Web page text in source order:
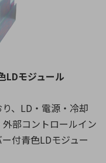
LDモジュール
、LD・電源・冷却
部コントロールイン
付青色LDモジュー